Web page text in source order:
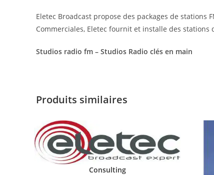
Eletec Broadcast propose des packages de
Commerciales, Eletec fournit et installe des
Studios radio fm – Studios Radio clés en main
Produits similaires
Consulting